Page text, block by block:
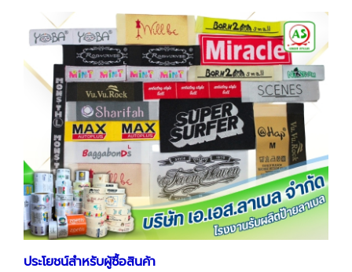
ประโยชน์สำหรับผู้ซื้อสินค้า